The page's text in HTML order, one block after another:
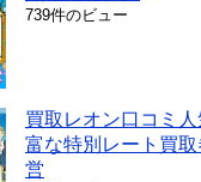
739件のビュー
買取レオン口コミ
富な特別レート買
営